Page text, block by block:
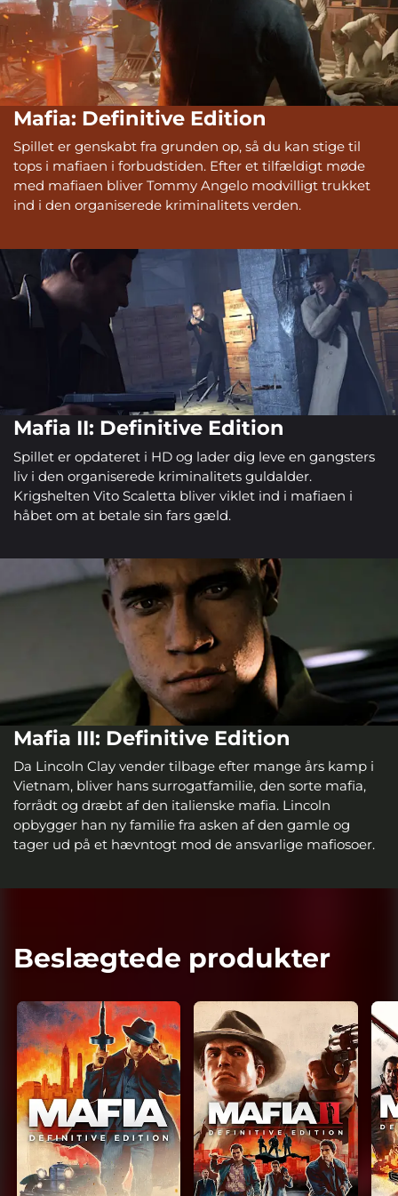
Mafia: Definitive Edition
Spillet er genskabt fra grunden op, så du kan stige til
tops i mafiaen i forbudstiden. Efter et tilfældigt møde
med mafiaen bliver Tommy Angelo modvilligt trukket
ind i den organiserede kriminalitets verden.
Mafia II: Definitive Edition
Spillet er opdateret i HD og lader dig leve en gangsters
liv i den organiserede kriminalitets guldalder.
Krigshelten Vito Scaletta bliver viklet ind i mafiaen i
håbet om at betale sin fars gæld.
Mafia III: Definitive Edition
Da Lincoln Clay vender tilbage efter mange års kamp i
Vietnam, bliver hans surrogatfamilie, den sorte mafia,
forrådt og dræbt af den italienske mafia. Lincoln
opbygger han ny familie fra asken af den gamle og
tager ud på et hævntogt mod de ansvarlige mafiosoer.
Beslægtede produkter